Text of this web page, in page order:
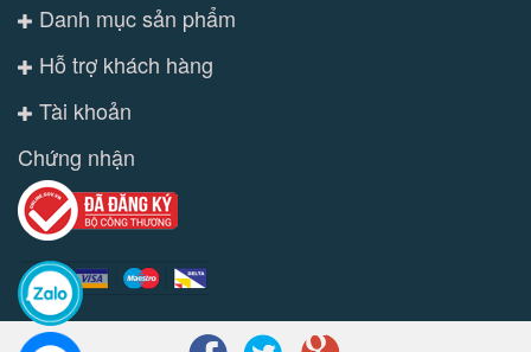
Danh mục sản phẩm
Hỗ trợ khách hàng
Tài khoản
Chứng nhận